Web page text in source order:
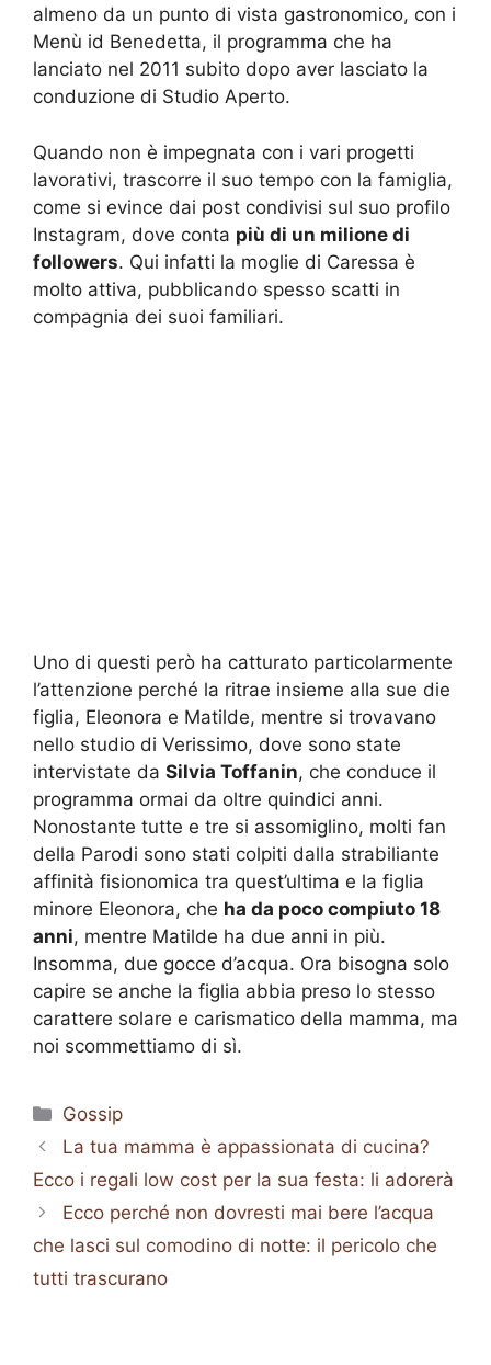
almeno da un punto di vista gastronomico, con i
Menù id Benedetta, il programma che ha
lanciato nel 2011 subito dopo aver lasciato la
conduzione di Studio Aperto.
Quando non è impegnata con i vari progetti
lavorativi, trascorre il suo tempo con la famiglia,
come si evince dai post condivisi sul suo profilo
Instagram, dove conta più di un milione di
followers. Qui infatti la moglie di Caressa è
molto attiva, pubblicando spesso scatti in
compagnia dei suoi familiari.
Uno di questi però ha catturato particolarmente
l’attenzione perché la ritrae insieme alla sue die
figlia, Eleonora e Matilde, mentre si trovavano
nello studio di Verissimo, dove sono state
intervistate da Silvia Toffanin, che conduce il
programma ormai da oltre quindici anni.
Nonostante tutte e tre si assomiglino, molti fan
della Parodi sono stati colpiti dalla strabiliante
affinità fisionomica tra quest’ultima e la figlia
minore Eleonora, che ha da poco compiuto 18
anni, mentre Matilde ha due anni in più.
Insomma, due gocce d’acqua. Ora bisogna solo
capire se anche la figlia abbia preso lo stesso
carattere solare e carismatico della mamma, ma
noi scommettiamo di sì.
Categorie
Gossip
La tua mamma è appassionata di cucina?
Ecco i regali low cost per la sua festa: li adorerà
Ecco perché non dovresti mai bere l’acqua
che lasci sul comodino di notte: il pericolo che
tutti trascurano